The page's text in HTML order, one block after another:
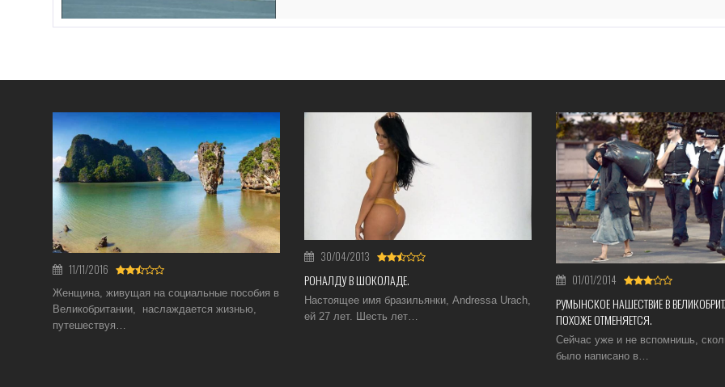
11/11/2016
Женщина, живущая на социальные пособия в
Великобритании, наслаждается жизнью,
путешествуя…
30/04/2013
РОНАЛДУ В ШОКОЛАДЕ.
Настоящее имя бразильянки, Andressa Urach,
ей 27 лет. Шесть лет…
01/01/2014
РУМЫНСКОЕ НАШЕСТВИЕ В
ПОХОЖЕ ОТМЕНЯЕТСЯ.
Сейчас уже и не вспомнишь,
было написано в…